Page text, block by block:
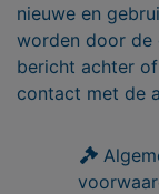
nieuwe en
worden door de
bericht achter
contact met de